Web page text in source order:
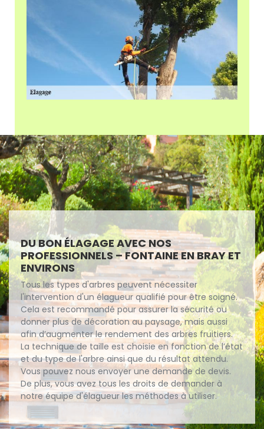
DU BON ÉLAGAGE AVEC NOS
PROFESSIONNELS – FONTAINE EN BRAY ET
ENVIRONS
Tous les types d'arbres peuvent nécessiter
l'intervention d'un élagueur qualifié pour être soigné.
Cela est recommandé pour assurer la sécurité ou
donner plus de décoration au paysage, mais aussi
afin d’augmenter le rendement des arbres fruitiers.
La technique de taille est choisie en fonction de l’état
et du type de l'arbre ainsi que du résultat attendu.
Vous pouvez nous envoyer une demande de devis.
De plus, vous avez tous les droits de demander à
notre équipe d'élagueur les méthodes à utiliser.